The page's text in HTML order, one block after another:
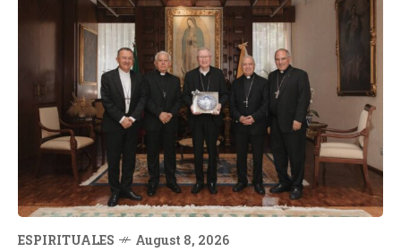
ESPIRITUALES August 8, 2026